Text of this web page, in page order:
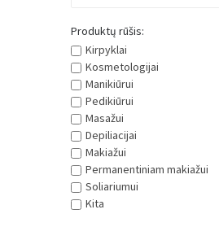
Produktų rūšis:
Kirpyklai
Kosmetologijai
Manikiūrui
Pedikiūrui
Masažui
Depiliacijai
Makiažui
Permanentiniam makiažui
Soliariumui
Kita